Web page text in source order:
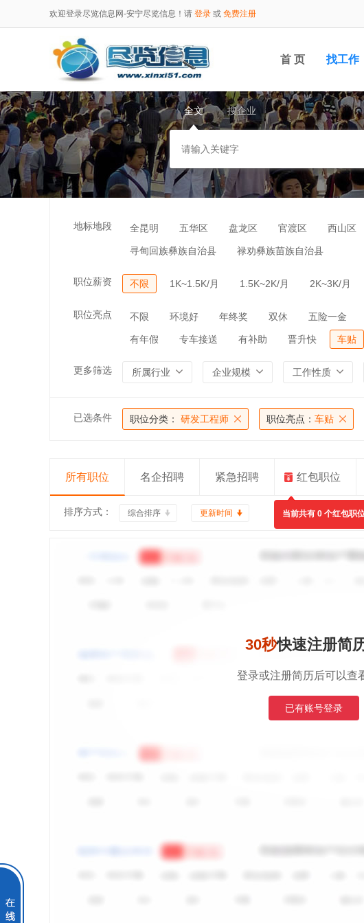
欢迎登录尽览信息网-安宁尽览信息！请 登录 或 免费注册
首 页 找工作
全文 搜企业
地标地段 全昆明 五华区 盘龙区 官渡区 西山区
寻甸回族彝族自治县 禄劝彝族苗族自治县
职位薪资 不限 1K~1.5K/月 1.5K~2K/月 2K~3K/月
职位亮点 不限 环境好 年终奖 双休 五险一金
有年假 专车接送 有补助 晋升快 车贴
更多筛选 所属行业 企业规模 工作性质
已选条件 职位分类： 研发工程师 职位亮点： 车贴
所有职位 名企招聘 紧急招聘 红包职位
当前共有 0 个红包职
排序方式： 综合排序 更新时间
30秒快速注册简
登录或注册简历后可以查
已有账号登录